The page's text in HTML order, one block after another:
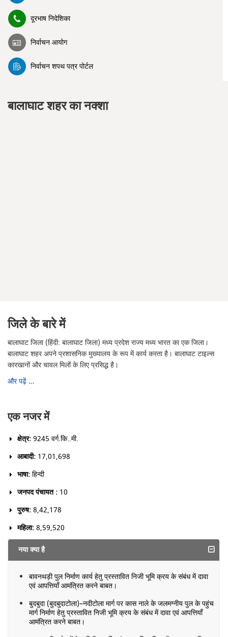
दूरभाष निदेशिका
निर्वाचन आयोग
निर्वाचन शपथ पत्र पोर्टल
बालाघाट शहर का नक्शा
जिले के बारे में
बालाघाट जिला (हिंदी: बालाघाट जिला) मध्य प्रदेश राज्य मध्य भारत का एक जिला।
बालाघाट शहर अपने प्रशासनिक मुख्यालय के रूप में कार्य करता है। बालाघाट टाइल्स
कारखानों और चावल मिलों के लिए प्रसिद्ध है।
और पढ़ें …
एक नजर में
क्षेत्र:9245 वर्ग.कि..मी.
आबादी: 17,01,698
भाषा:हिन्दी
जनपद पंचायत : 10
पुरुष:8,42,178
महिला:8,59,520
नया क्या है
बावनथड़ी पुल निर्माण कार्य हेतु प्रस्तावित निजी भूमि क्रय के संबंध में दावा
एवं आपत्तियाँ आमंत्रित करने बाबत।
बुदबुदा (बुदबुदाटोला)–नदीटोला मार्ग पर कास नाले के जलमग्नीय पुल के पहुंच
मार्ग निर्माण हेतु प्रस्तावित निजी भूमि क्रय के संबंध में दावा एवं आपत्तियाँ
आमंत्रित करने बाबत।